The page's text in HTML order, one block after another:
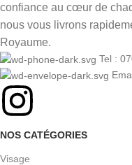
confiance au cœur de
nous vous livrons
Royaume.
Tel :
NOS CATÉGORIES
Visage